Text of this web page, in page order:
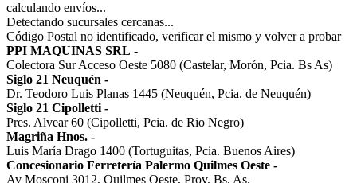
calculando envíos...
Detectando sucursales cercanas...
Código Postal no identificado, verificar el mismo y volver a probar
PPI MAQUINAS SRL -
Colectora Sur Acceso Oeste 5080 (Castelar, Morón, Pcia. Bs As)
Siglo 21 Neuquén -
Dr. Teodoro Luis Planas 1445 (Neuquén, Pcia. de Neuquén)
Siglo 21 Cipolletti -
Pres. Alvear 60 (Cipolletti, Pcia. de Rio Negro)
Magriña Hnos. -
Luis María Drago 1400 (Tortuguitas, Pcia. Buenos Aires)
Concesionario Ferretería Palermo Quilmes Oeste -
Av Mosconi 3012, Quilmes Oeste, Prov. Bs. As.